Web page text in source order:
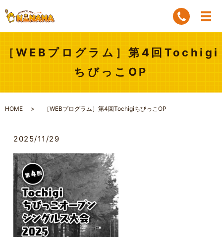
［WEBプログラム］第4回Tochigi
ちびっこOP
HOME ［WEBプログラム］第4回TochigiちびっこOP
2025/11/29